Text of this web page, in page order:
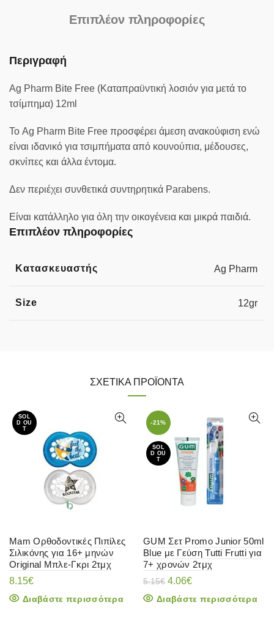
Επιπλέον πληροφορίες
Περιγραφή
Ag Pharm Bite Free (Καταπραϋντική λοσιόν για μετά το
τσίμπημα) 12ml
Το Ag Pharm Bite Free προσφέρει άμεση ανακούφιση ενώ
είναι ιδανικό για τσιμπήματα από κουνούπια, μέδουσες,
σκνίπες και άλλα έντομα.
Δεν περιέχει συνθετικά συντηρητικά Parabens.
Είναι κατάλληλο για όλη την οικογένεια και μικρά παιδιά.
Επιπλέον πληροφορίες
Κατασκευαστής Ag Pharm
Size 12gr
ΣΧΕΤΙΚΆ ΠΡΟΪΌΝΤΑ
SOL
D OU
T
Mam Ορθοδοντικές Πιπίλες
Σιλικόνης για 16+ μηνών
Original Μπλε-Γκρι 2τμχ
8.15€
Διαβάστε περισσότερα
-21%
SOL
D OU
T
GUM Σετ Promo Junior 50ml
Blue με Γεύση Tutti Frutti για
7+ χρονών 2τμχ
5.15€ Original
was:
4.06€Η
τιμή
Διαβάστε περισσότερα